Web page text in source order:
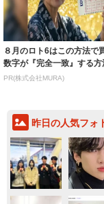
８月のロト6はこの方法で
数字が『完全一致』する方
PR(株式会社MURA)
昨日の人気フォ